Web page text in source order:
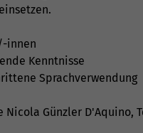
innen
Kenntnisse
Sprachverwendung
Nicola Günzler D'Aquino,